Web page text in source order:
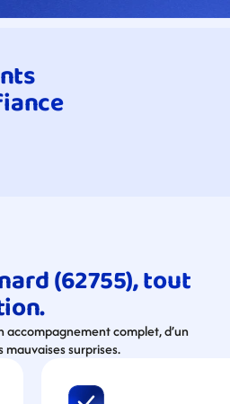
(62755), tout
accompagnement complet, d’un
surprises.